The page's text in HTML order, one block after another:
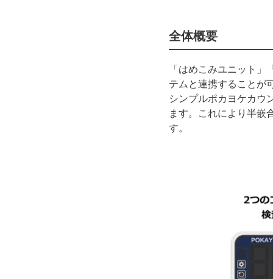
全体概要
「はめこみユニット」
テムと連携することが
シンプルポカヨケカウ
ます。これにより半嵌
す。